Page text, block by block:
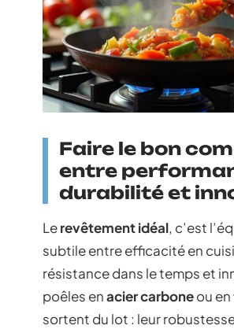
Faire le bon
entre
durabilité et
Lerevêtement idéal, c’est
subtile entre efficacité en
résistance dans le temps et
poêles enacier carboneou en
sortent du lot : leur